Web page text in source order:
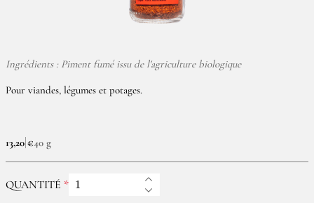
Ingrédients : Piment fumé issu de l'agriculture biologique
Pour viandes, légumes et potages.
13,20 €40 g
QUANTITÉ